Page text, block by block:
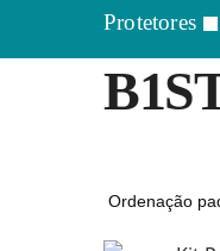
Protetores